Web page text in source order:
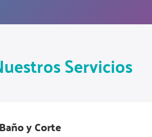
Servicios
Baño y Corte